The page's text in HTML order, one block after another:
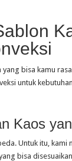
bisa kamu
untuk
Kaos
Untuk itu, kami
bisa